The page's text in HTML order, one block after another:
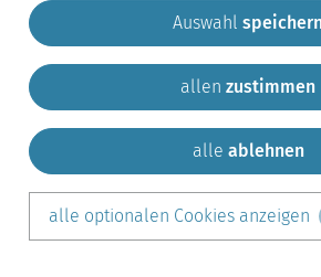
Gemeinde Krailling
Sitemap
teilen auf:
Auswahl
allen zustimmen
alle ablehnen
alle optionalen Cookies anzeigen